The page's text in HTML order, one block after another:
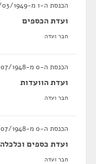
הכנסת ה-1 מ-29/03/1949 עד 20/08/1951
ועדת הכספים
חבר ועדה
הכנסת ה-0 מ-08/07/1948 עד 14/02/1949
ועדת הוועדות
חבר ועדה
הכנסת ה-0 מ-08/07/1948 עד 14/02/1949
ועדת כספים וכלכלה
חבר ועדה